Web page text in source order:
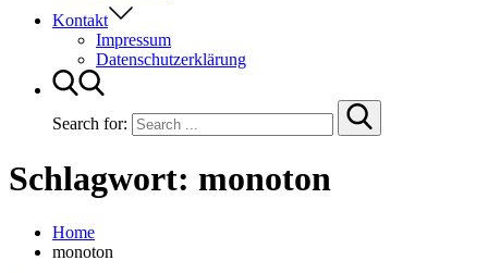
Kontakt
Impressum
Datenschutzerklärung
Search for:
Schlagwort: monoton
Home
monoton